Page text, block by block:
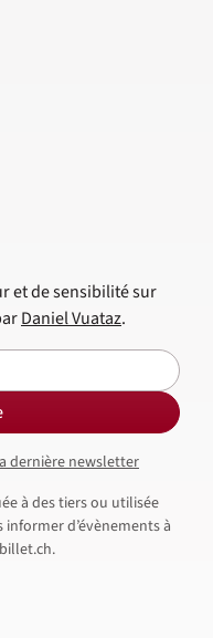
et de sensibilité sur
Daniel Vuataz.
dernière newsletter
à des tiers ou utilisée
d’évènements à